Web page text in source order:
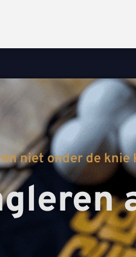
niet onder de knie